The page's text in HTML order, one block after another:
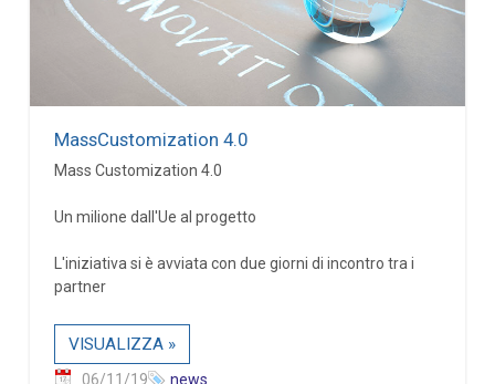
MassCustomization 4.0
Mass Customization 4.0
Un milione dall'Ue al progetto
L'iniziativa si è avviata con due giorni di incontro tra i
partner
VISUALIZZA »
06/11/19 news